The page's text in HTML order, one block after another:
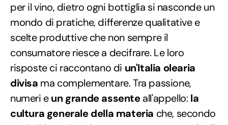
per il vino, dietro ogni bottiglia si nasconde un
mondo di pratiche, differenze qualitative e
scelte produttive che non sempre il
consumatore riesce a decifrare. Le loro
risposte ci raccontano di un'Italia olearia
divisa ma complementare. Tra passione,
numeri eun grande assenteall'appello: la
cultura generale della materia che, secondo